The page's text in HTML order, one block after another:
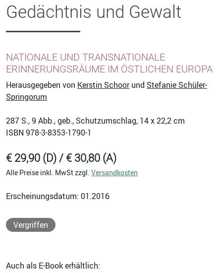
Gedächtnis und Gewalt
NATIONALE UND TRANSNATIONALE
ERINNERUNGSRÄUME IM ÖSTLICHEN EUROPA
Herausgegeben von Kerstin Schoorund Stefanie Schüler-
Springorum
287 S., 9 Abb., geb., Schutzumschlag, 14 x 22,2 cm
ISBN 978-3-8353-1790-1
€ 29,90 (D) / € 30,80 (A)
Alle Preise inkl. MwSt zzgl. Versandkosten
Erscheinungsdatum: 01.2016
Vergriffen
Auch als E-Book erhältlich: